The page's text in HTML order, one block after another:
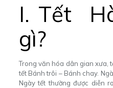
I. Tết
gì?
Trong văn hóa dân gian xưa,
tết Bánh trôi – Bánh chay.
Ngày tết thường được diễn